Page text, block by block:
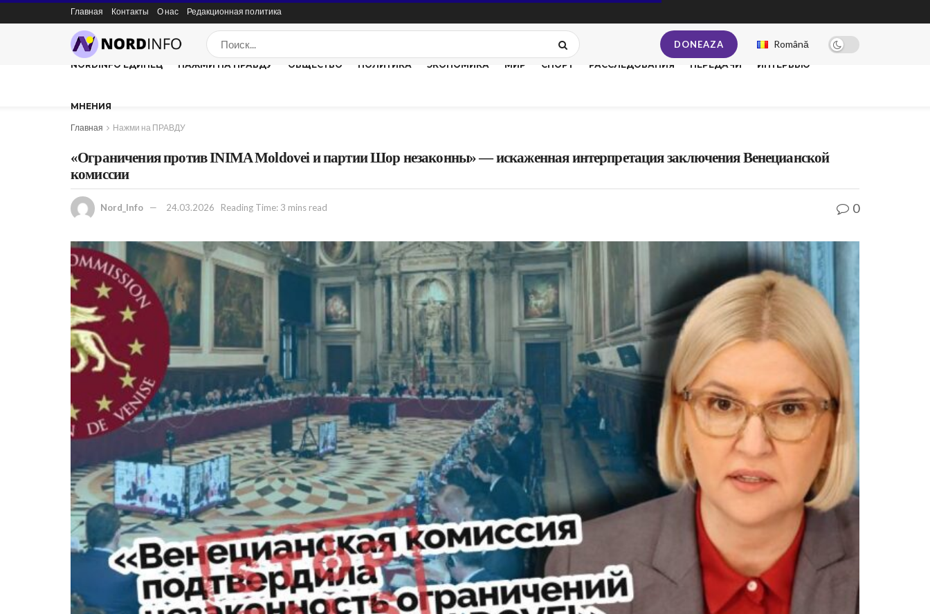
Главная Контакты О нас Редакционная политика
DONEAZA Română
NORDINFO ЕДИНЕЦ НАЖМИ НА ПРАВДУ ОБЩЕСТВО ПОЛИТИКА ЭКОНОМИКА МИР СПОРТ РАССЛЕДОВАНИЯ ПЕРЕДАЧИ ИНТЕРВЬЮ
МНЕНИЯ
Главная Нажми на ПРАВДУ
«Ограничения против INIMA Moldovei и партии Шор незаконны» — искаженная интерпретация заключения Венецианской
комиссии
Nord_Info 24.03.2026 Reading Time: 3 mins read 0